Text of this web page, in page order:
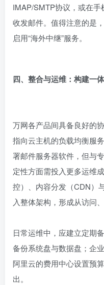
IMAP/SMTP协议，或在
收发邮件。值得注意的是
启用“海外中继”服务。
四、整合与运维：构建一
万网各产品间具备良好的
指向云主机的负载均衡服
署邮件服务器软件，但与
定性方面需投入更多运维
控）、内容分发（CDN）
入整体架构，形成从访问
日常运维中，应建立定期
备份系统盘与数据盘；企
阿里云的费用中心设置预
出。